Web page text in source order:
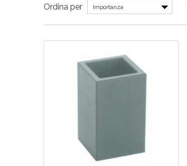
Ordina per Importanza